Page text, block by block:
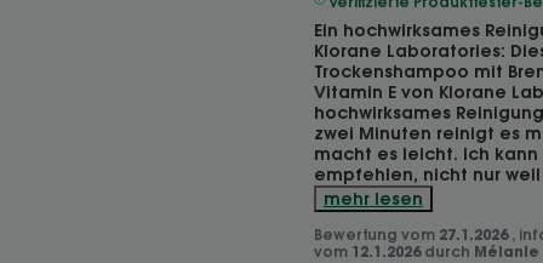
Ein hochwirksames
Klorane Laboratories:
Trockenshampoo mit
Vitamin E von Klorane
hochwirksames
zwei Minuten reinigt es
macht es leicht. Ich kann
empfehlen, nicht nur
mehr lesen
Bewertung vom 27.1.2026 ,
vom 12.1.2026 durch Mélanie